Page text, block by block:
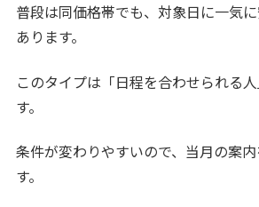
普段は同価格帯でも、対象日に一気
あります。
このタイプは「日程を合わせられる
す。
条件が変わりやすいので、当月の案
す。